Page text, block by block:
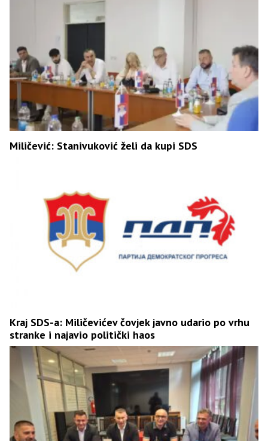
Miličević: Stanivuković želi da kupi SDS
Kraj SDS-a: Miličevićev čovjek javno udario po vrhu
stranke i najavio politički haos